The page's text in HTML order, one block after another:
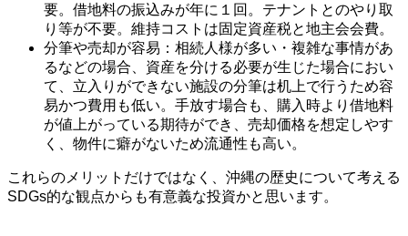
要。借地料の振込みが年に１回。テナントとのやり取
り等が不要。維持コストは固定資産税と地主会会費。
分筆や売却が容易：相続人様が多い・複雑な事情があ
るなどの場合、資産を分ける必要が生じた場合におい
て、立入りができない施設の分筆は机上で行うため容
易かつ費用も低い。手放す場合も、購入時より借地料
が値上がっている期待ができ、売却価格を想定しやす
く、物件に癖がないため流通性も高い。
これらのメリットだけではなく、沖縄の歴史について考える
SDGs的な観点からも有意義な投資かと思います。